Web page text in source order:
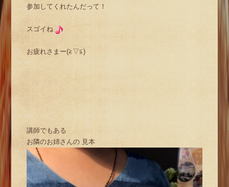
参加してくれたんだって！
スゴイね
お疲れさまー(≧▽≦)
講師でもある
お隣のお姉さんの 見本